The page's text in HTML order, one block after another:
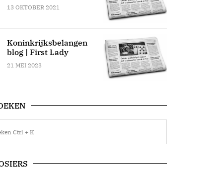
13 OKTOBER 2021
Koninkrijksbelangen
blog | First Lady
21 MEI 2023